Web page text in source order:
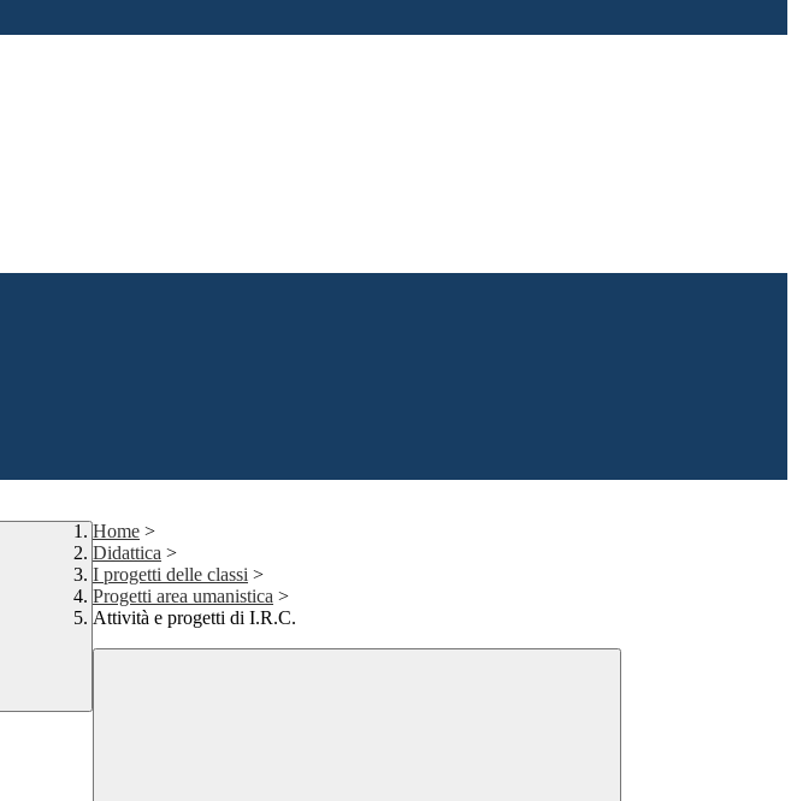
Home >
Didattica >
I progetti delle classi >
Progetti area umanistica >
Attività e progetti di I.R.C.